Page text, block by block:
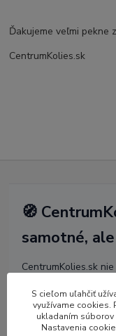
Ďakujeme veľmi pekne
CentrumKolies.sk
🧭
samotné,
CentrumKolies.sk
praktických
kompatibilite
informovaný
S cieľom uľahčiť
využívame cookies.
ukladaním súborov
Nastavenia